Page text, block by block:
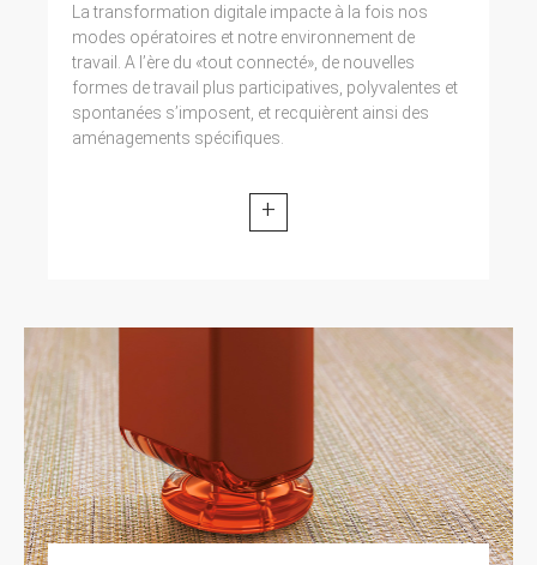
La transformation digitale impacte à la fois nos
modes opératoires et notre environnement de
travail. A l’ère du «tout connecté», de nouvelles
formes de travail plus participatives, polyvalentes et
spontanées s’imposent, et recquièrent ainsi des
aménagements spécifiques.
+